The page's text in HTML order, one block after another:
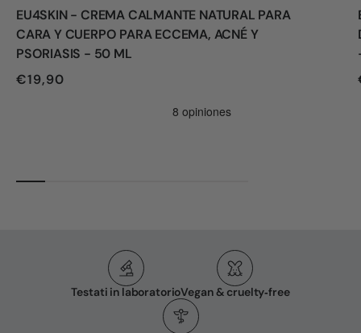
EU4SKIN - CREMA CALMANTE NATURAL PARA
CARA Y CUERPO PARA ECCEMA, ACNÉ Y
PSORIASIS - 50 ML
€19,90
Testati in laboratorioVegan & cruelty‑free